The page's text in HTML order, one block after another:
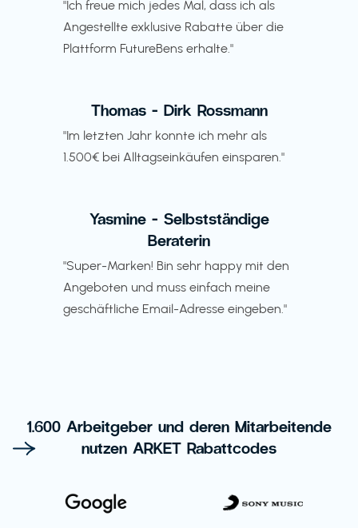
"Ich freue mich jedes Mal, dass ich als
Angestellte exklusive Rabatte über die
Plattform FutureBens erhalte."
Thomas - Dirk Rossmann
"Im letzten Jahr konnte ich mehr als
1.500€ bei Alltagseinkäufen einsparen."
Yasmine - Selbstständige
Beraterin
"Super-Marken! Bin sehr happy mit den
Angeboten und muss einfach meine
geschäftliche Email-Adresse eingeben."
1.600 Arbeitgeber und deren Mitarbeitende
nutzen ARKET Rabattcodes